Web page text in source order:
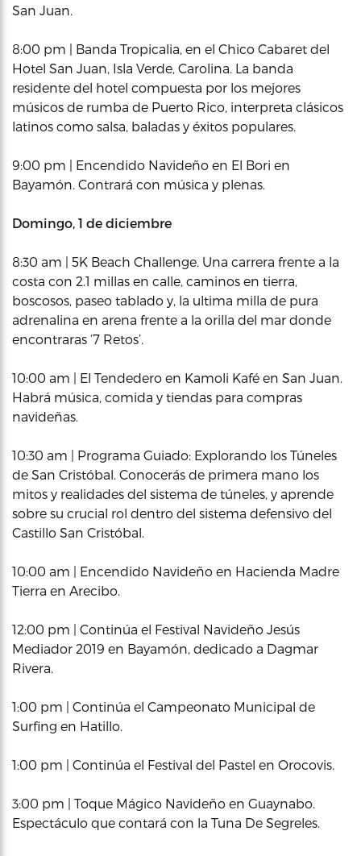
San Juan.
8:00 pm | Banda Tropicalia, en el Chico Cabaret del
Hotel San Juan, Isla Verde, Carolina. La banda
residente del hotel compuesta por los mejores
músicos de rumba de Puerto Rico, interpreta clásicos
latinos como salsa, baladas y éxitos populares.
9:00 pm | Encendido Navideño en El Bori en
Bayamón. Contrará con música y plenas.
Domingo, 1 de diciembre
8:30 am | 5K Beach Challenge. Una carrera frente a la
costa con 2.1 millas en calle, caminos en tierra,
boscosos, paseo tablado y, la ultima milla de pura
adrenalina en arena frente a la orilla del mar donde
encontraras ‘7 Retos’.
10:00 am | El Tendedero en Kamoli Kafé en San Juan.
Habrá música, comida y tiendas para compras
navideñas.
10:30 am | Programa Guiado: Explorando los Túneles
de San Cristóbal. Conocerás de primera mano los
mitos y realidades del sistema de túneles, y aprende
sobre su crucial rol dentro del sistema defensivo del
Castillo San Cristóbal.
10:00 am | Encendido Navideño en Hacienda Madre
Tierra en Arecibo.
12:00 pm | Continúa el Festival Navideño Jesús
Mediador 2019 en Bayamón, dedicado a Dagmar
Rivera.
1:00 pm | Continúa el Campeonato Municipal de
Surfing en Hatillo.
1:00 pm | Continúa el Festival del Pastel en Orocovis.
3:00 pm | Toque Mágico Navideño en Guaynabo.
Espectáculo que contará con la Tuna De Segreles.